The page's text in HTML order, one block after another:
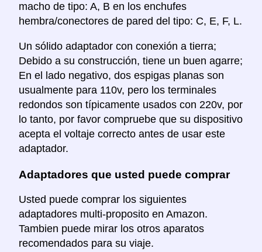
macho de tipo: A, B en los enchufes
hembra/conectores de pared del tipo: C, E, F, L.
Un sólido adaptador con conexión a tierra;
Debido a su construcción, tiene un buen agarre;
En el lado negativo, dos espigas planas son
usualmente para 110v, pero los terminales
redondos son típicamente usados con 220v, por
lo tanto, por favor compruebe que su dispositivo
acepta el voltaje correcto antes de usar este
adaptador.
Adaptadores que usted puede comprar
Usted puede comprar los siguientes
adaptadores multi-proposito en Amazon.
Tambien puede mirar los otros aparatos
recomendados para su viaje.